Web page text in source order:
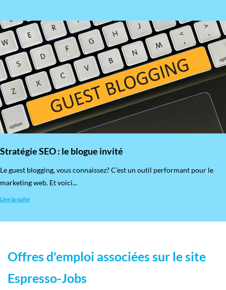
Stratégie SEO : le blogue invité
​Le guest blogging, vous connaissez? C’est un outil performant pour le
marketing web. Et voici...
Lire la suite
Offres d'emploi associées sur le site
Espresso-Jobs